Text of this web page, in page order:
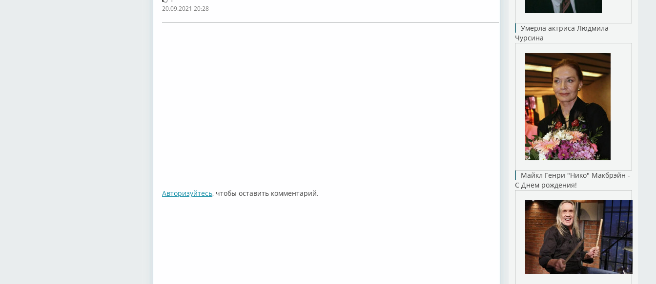
20.09.2021 20:28
Авторизуйтесь, чтобы оставить комментарий.
Умерла актриса Людмила
Чурсина
Майкл Генри "Нико" Макбрэйн -
С Днем рождения!